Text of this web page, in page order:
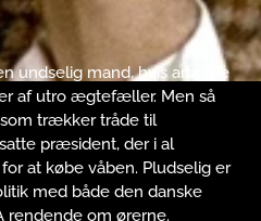
undselig mand, hvis arbejde
af utro ægtefæller. Men så
trækker tråde til
præsident, der i al
at købe våben. Pludselig er
med både den danske
rendende om ørerne.